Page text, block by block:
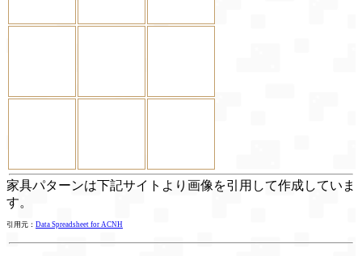
家具パターンは下記サイトより画像を引用して作成していま
す。
引用元： Data Spreadsheet for ACNH